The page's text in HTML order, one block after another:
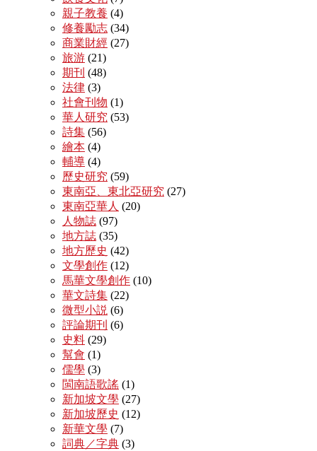
親子教養 (4)
修養勵志 (34)
商業財經 (27)
旅游 (21)
期刊 (48)
法律 (3)
社會刊物 (1)
華人研究 (53)
詩集 (56)
繪本 (4)
輔導 (4)
歷史研究 (59)
東南亞、東北亞研究 (27)
東南亞華人 (20)
人物誌 (97)
地方誌 (35)
地方歷史 (42)
文學創作 (12)
馬華文學創作 (10)
華文詩集 (22)
微型小説 (6)
評論期刊 (6)
史料 (29)
幫會 (1)
儒學 (3)
閩南語歌謠 (1)
新加坡文學 (27)
新加坡歷史 (12)
新華文學 (7)
詞典／字典 (3)